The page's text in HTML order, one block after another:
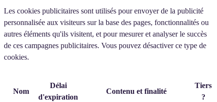
Les cookies publicitaires sont utilisés pour envoyer de la publicité
personnalisée aux visiteurs sur la base des pages, fonctionnalités ou
autres éléments qu'ils visitent, et pour mesurer et analyser le succès
de ces campagnes publicitaires. Vous pouvez désactiver ce type de
cookies.
Nom
Délai
d'expiration
Contenu et finalité
Tiers
?